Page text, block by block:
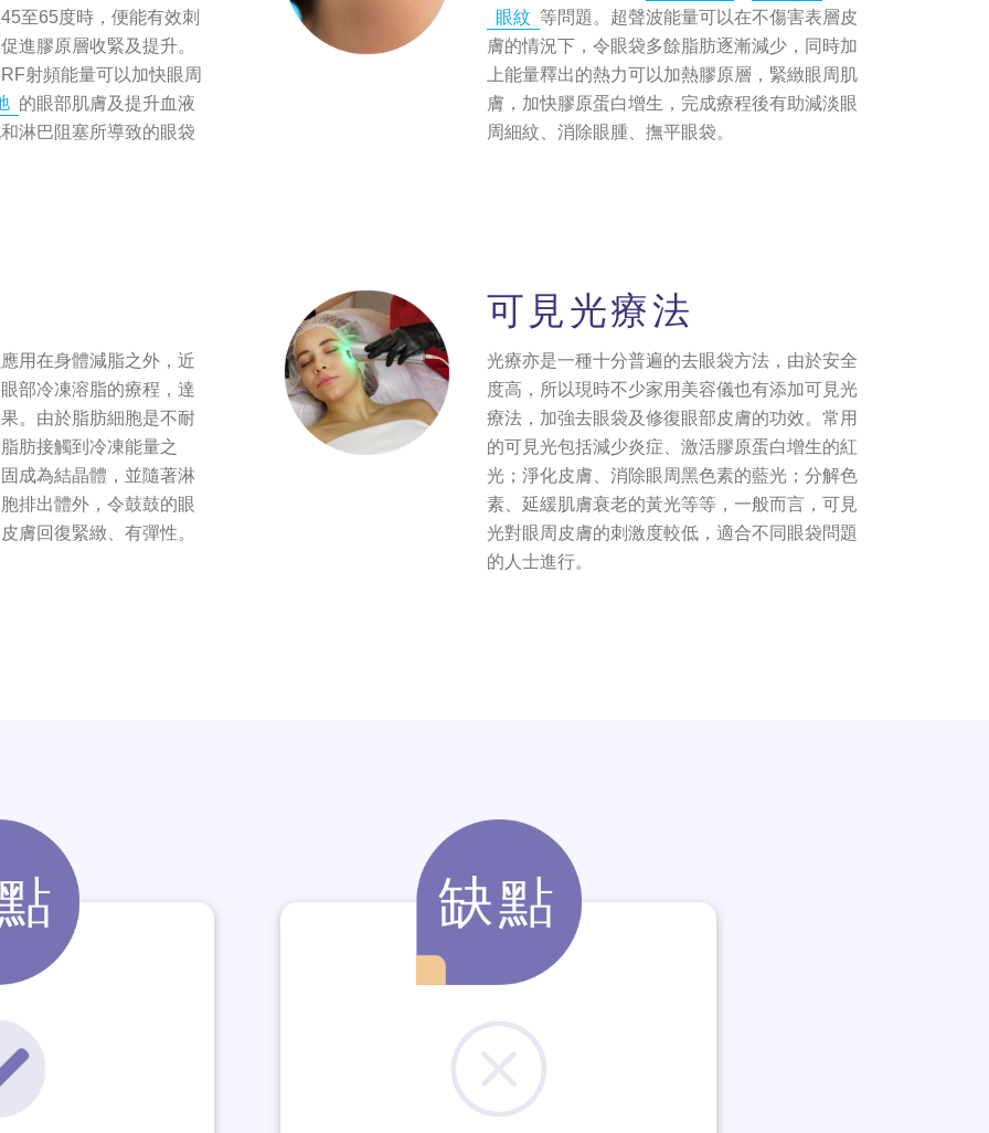
至65度時，便能有效刺
進膠原層收緊及提升。
射頻能量可以加快眼周
的眼部肌膚及提升血液
淋巴阻塞所導致的眼袋
眼紋 等問題。超聲波能量可以在不傷害表層皮
膚的情況下，令眼袋多餘脂肪逐漸減少，同時加
上能量釋出的熱力可以加熱膠原層，緊緻眼周肌
膚，加快膠原蛋白增生，完成療程後有助減淡眼
周細紋、消除眼腫、撫平眼袋。
用在身體減脂之外，近
部冷凍溶脂的療程，達
。由於脂肪細胞是不耐
肪接觸到冷凍能量之
成為結晶體，並隨著淋
排出體外，令鼓鼓的眼
膚回復緊緻、有彈性。
可見光療法
光療亦是一種十分普遍的去眼袋方法，由於安全
度高，所以現時不少家用美容儀也有添加可見光
療法，加強去眼袋及修復眼部皮膚的功效。常用
的可見光包括減少炎症、激活膠原蛋白增生的紅
光；淨化皮膚、消除眼周黑色素的藍光；分解色
素、延緩肌膚衰老的黃光等等，一般而言，可見
光對眼周皮膚的刺激度較低，適合不同眼袋問題
的人士進行。
缺點